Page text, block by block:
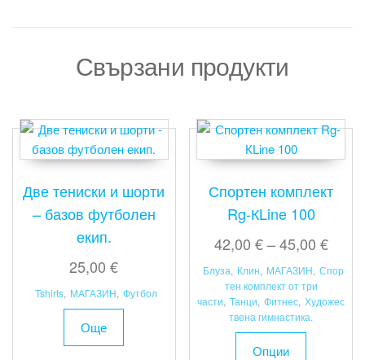
Свързани продукти
Две тениски и шорти
– базов футболен
екип.
25,00€
Tshirts, МАГАЗИН, Футбол
Още
Спортен комплект
Rg-КLine 100
42,00 € – 45,00 €Price
Блуза, Клин, МАГАЗИН, Спор
тен комплект от три
части, Танци, Фитнес, Художес
твена гимнастика.
Опции
This